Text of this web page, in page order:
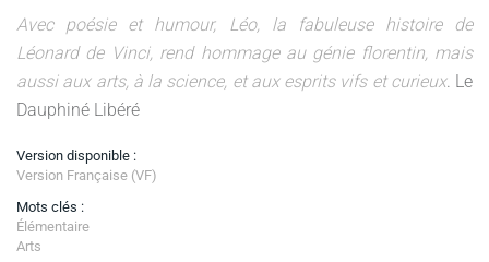
Avec poésie et humour, Léo, la fabuleuse histoire de
Léonard de Vinci, rend hommage au génie florentin, mais
aussi aux arts, à la science, et aux esprits vifs et curieux. Le
Dauphiné Libéré
Version disponible :
Version Française (VF)
Mots clés :
Élémentaire
Arts